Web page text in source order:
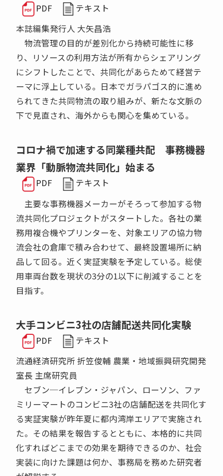
PDF
テキスト
本誌編集発行人 大矢昌浩
物流管理の目的が差別化から持続可能性に移
り、リソースの利用方法が所有からシェアリング
にシフトしたことで、共同化があらためて経営テ
ーマに浮上している。日本でガラパゴス的に進め
られてきた共同物流の取り組みが、新たな文脈の
下で見直され、海外からも関心を集めている。
コロナ禍で加速する同業種共配 事務機器
業界「動脈物流共同化」始まる
PDF
テキスト
主要な事務機器メーカーがそろって参加する物
流共同化プロジェクトがスタートした。各社の業
務用複合機やプリンターを、対象エリアの協力物
流会社の倉庫で積み合わせて、最終設置場所に納
品して回る。近く実証実験を予定している。総使
用車両台数を現状の3分の1以下に削減することを
目指す。
大手コンビニ3社の店舗配送共同化実験
PDF
テキスト
流通経済研究所 折笠俊輔 農業・地域振興研究開発
室長 主席研究員
セブン─イレブン・ジャパン、ローソン、ファ
ミリーマートのコンビニ3社の店舗配送を共同化す
る実証実験が昨年夏に都内湾岸エリアで実施され
た。その結果を報告するとともに、本格的に共同
化すればどこまでの効果を期待できるのか、社会
実装に向けた課題は何か、事務局を務めた研究者